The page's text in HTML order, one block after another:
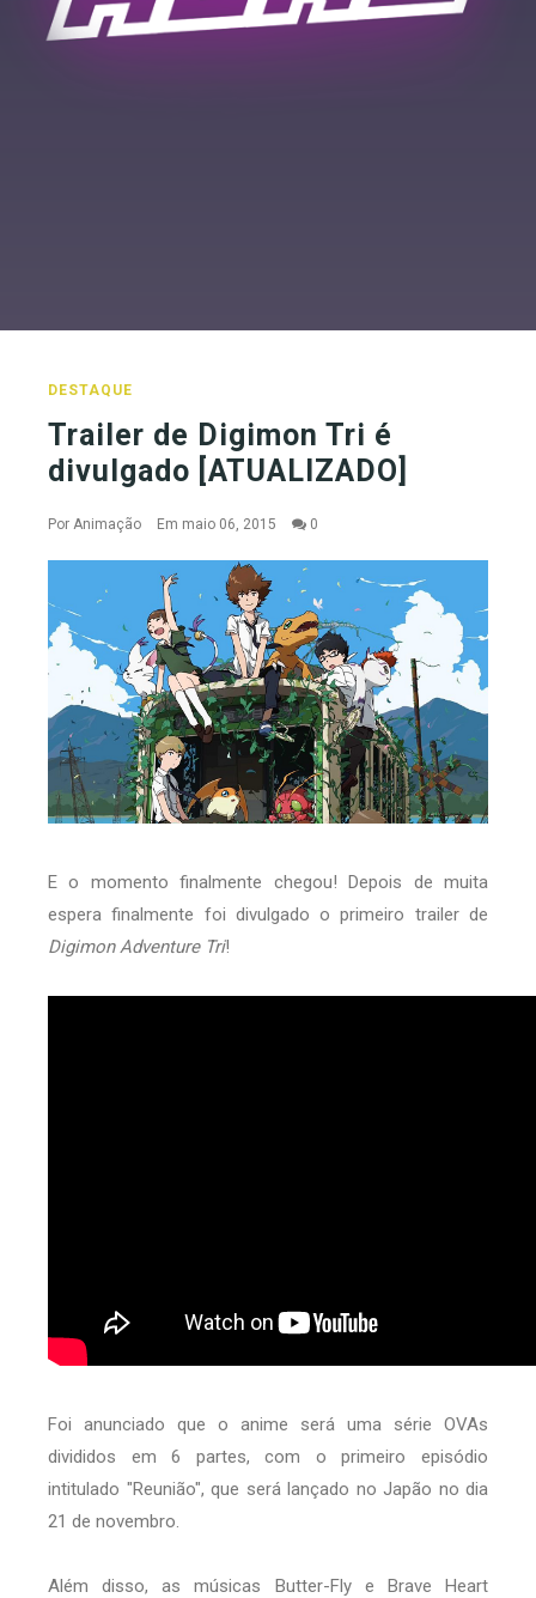
DESTAQUE
Trailer de Digimon Tri é
divulgado [ATUALIZADO]
Por Animação Em maio 06, 2015 0
E o momento finalmente chegou! Depois de muita
espera finalmente foi divulgado o primeiro trailer de
Digimon Adventure Tri!
Foi anunciado que o anime será uma série OVAs
divididos em 6 partes, com o primeiro episódio
intitulado "Reunião", que será lançado no Japão no dia
21 de novembro.
Além disso, as músicas Butter-Fly e Brave Heart